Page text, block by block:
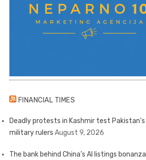
FINANCIAL TIMES
Deadly protests in Kashmir test Pakistan’s
military rulers August 9, 2026
The bank behind China’s AI listings bonanza